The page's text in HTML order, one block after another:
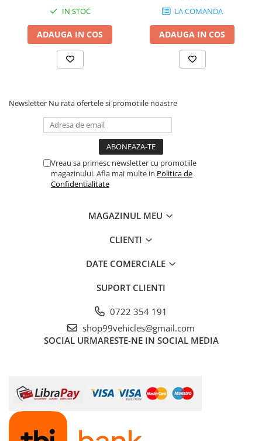
IN STOC
ADAUGA IN COS
LA COMANDA
ADAUGA IN COS
Newsletter Nu rata ofertele si promotiile noastre
Vreau sa primesc newsletter cu promotiile
magazinului. Afla mai multe in Politica de
Confidentialitate
MAGAZINUL MEU
CLIENTI
DATE COMERCIALE
SUPORT CLIENTI
0722 354 191
shop99vehicles@gmail.com
SOCIAL URMARESTE-NE IN SOCIAL MEDIA